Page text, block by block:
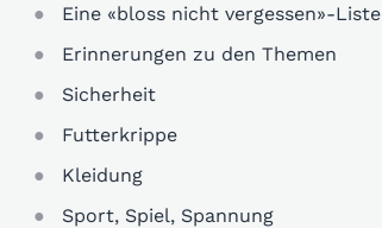
Eine «bloss nicht vergessen»-Liste
Erinnerungen zu den Themen
Sicherheit
Futterkrippe
Kleidung
Sport, Spiel, Spannung